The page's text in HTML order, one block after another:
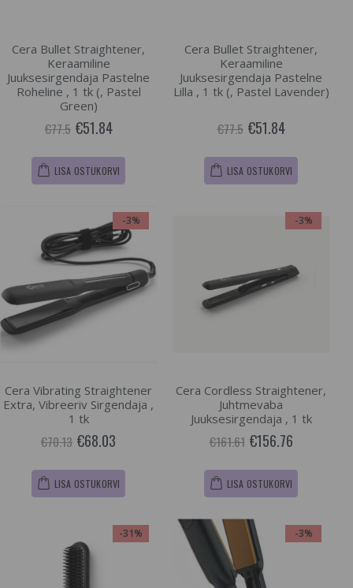
Cera Bullet Straightener,
Keraamiline
Juuksesirgendaja Pastelne
Roheline , 1 tk (, Pastel
Green)
€77.5 €51.84
LISA OSTUKORVI
Cera Bullet Straightener,
Keraamiline
Juuksesirgendaja Pastelne
Lilla , 1 tk (, Pastel Lavender)
€77.5 €51.84
LISA OSTUKORVI
-3%
Cera Vibrating Straightener
Extra, Vibreeriv Sirgendaja ,
1 tk
€70.13 €68.03
LISA OSTUKORVI
-3%
Cera Cordless Straightener,
Juhtmevaba
Juuksesirgendaja , 1 tk
€161.61 €156.76
LISA OSTUKORVI
-31% -3%